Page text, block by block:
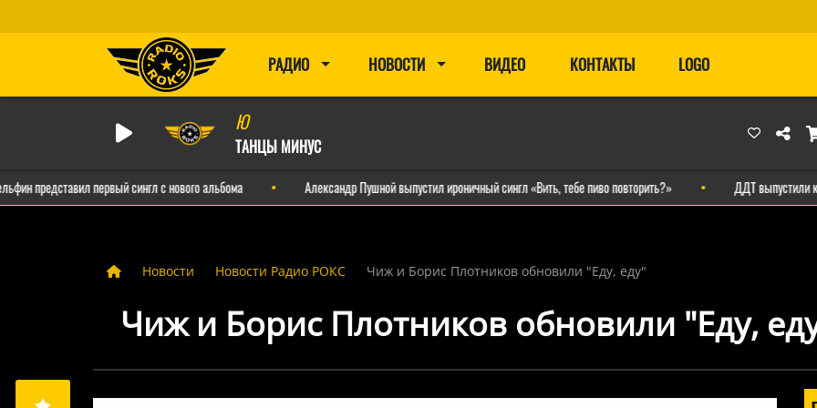
РАДИО НОВОСТИ ВИДЕО КОНТАКТЫ LOGO
Ю
ТАНЦЫ МИНУС
первый сингл с нового альбома Александр Пушной выпустил ироничный сингл «Вить, тебе пиво повторить?» ДДТ выпустили клип
Новости Новости Радио РОКС Чиж и Борис Плотников обновили "Еду, еду"
Чиж и Борис Плотников обновили "Еду,